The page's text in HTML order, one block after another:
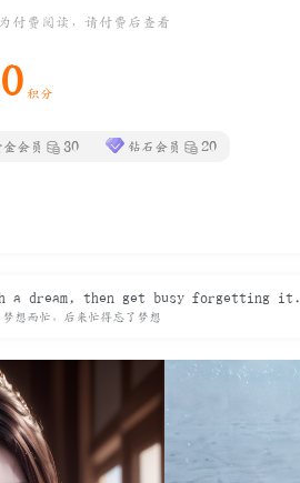
付费阅读，请付费后查看
积分
金会员 30 钻石会员 20
a dream, then get busy forgetting it.
想而忙，后来忙得忘了梦想